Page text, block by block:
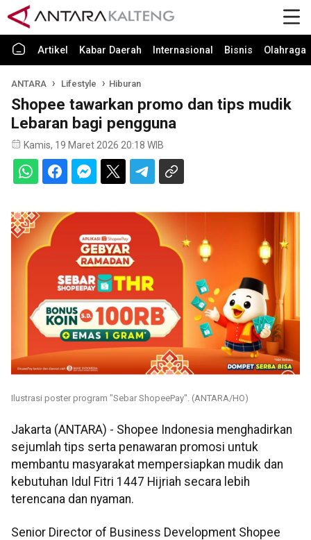
Artikel Kabar Daerah Internasional Bisnis Olahraga
ANTARA Lifestyle Hiburan
Shopee tawarkan promo dan tips mudik
Lebaran bagi pengguna
Kamis, 19 Maret 2026 20:18 WIB
Ilustrasi poster program "Sebar ShopeePay". (ANTARA/HO)
Jakarta (ANTARA) - Shopee Indonesia menghadirkan
sejumlah tips serta penawaran promosi untuk
membantu masyarakat mempersiapkan mudik dan
kebutuhan Idul Fitri 1447 Hijriah secara lebih
terencana dan nyaman.
Senior Director of Business Development Shopee